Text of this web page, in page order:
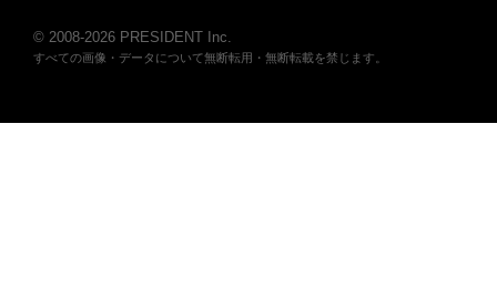
© 2008-2026 PRESIDENT Inc.
すべての画像・データについて無断転用・無断転載を禁じます。